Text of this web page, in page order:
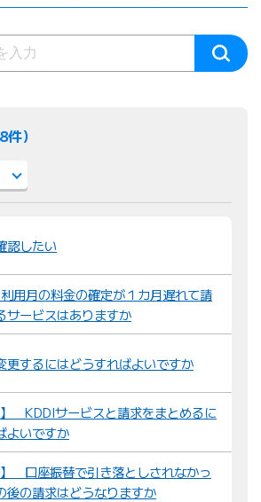
）
認したい
用月の料金の確定が１カ月遅れて請
サービスはありますか
更するにはどうすればよいですか
】 KDDIサービスと請求をまとめるに
よいですか
】 口座振替で引き落としされなかっ
後の請求はどうなりますか